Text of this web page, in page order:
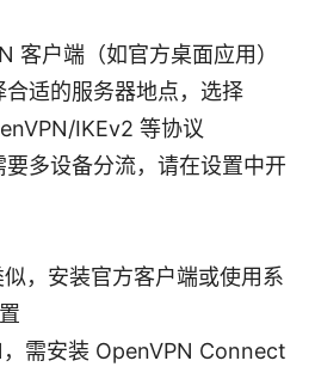
客户端（如官方桌面应用）
适的服务器地点，选择
IKEv2 等协议
要多设备分流，请在设置中开
，安装官方客户端或使用系
需安装 OpenVPN Connect